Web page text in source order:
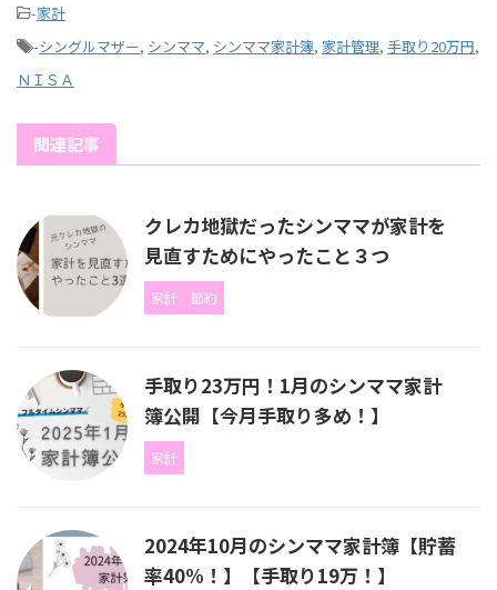
-家計
-シングルマザー, シンママ, シンママ家計簿, 家計管理, 手取り20万円,
ＮＩＳＡ
関連記事
クレカ地獄だったシンママが家計を
見直すためにやったこと３つ
家計 節約
手取り23万円！1月のシンママ家計
簿公開【今月手取り多め！】
家計
2024年10月のシンママ家計簿【貯蓄
率40%！】【手取り19万！】